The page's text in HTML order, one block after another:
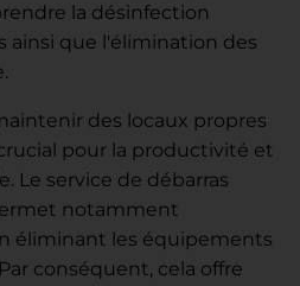
la désinfection
ainsi que l'élimination des
des locaux propres
pour la productivité et
Le service de débarras
notamment
éliminant les équipements
conséquent, cela offre